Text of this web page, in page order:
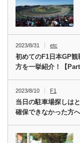
2023/8/31 etc
初めてのF1日本GP
方を一挙紹介！【
2023/8/10 F1
当日の駐車場探しは
確保できなかった方